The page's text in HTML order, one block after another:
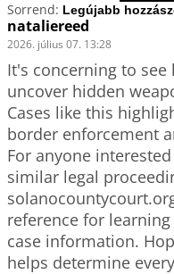
Sorrend:
nataliereed
2026. július 07. 13:28
It's concerning to
uncover hidden
Cases like this
border enforcement
For anyone
similar legal
reference for
case information.
helps determine